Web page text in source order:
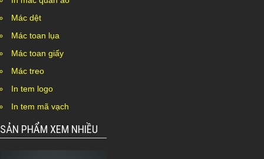
Mác dệt
Mác toan lụa
Mác toan giấy
Mác treo
In tem logo
In tem mã vạch
SẢN PHẨM XEM NHIỀU